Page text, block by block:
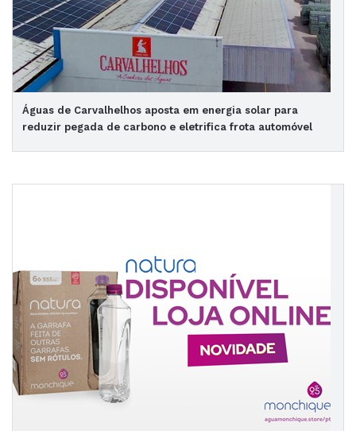
Águas de Carvalhelhos aposta em energia solar para
reduzir pegada de carbono e eletrifica frota automóvel